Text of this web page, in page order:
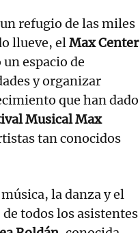
refugio de las miles
llueve, elMax Center
espacio de
y organizar
que han dado
Musical Max
tan conocidos
la danza y el
todos los asistentes